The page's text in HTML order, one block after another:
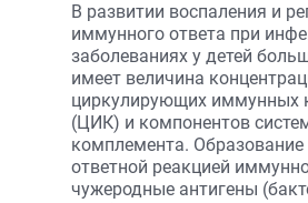
В развитии воспаления и
иммунного ответа при
заболеваниях у детей
имеет величина
циркулирующих иммунных
(ЦИК) и компонентов
комплемента.
ответной реакцией
чужеродные антигены